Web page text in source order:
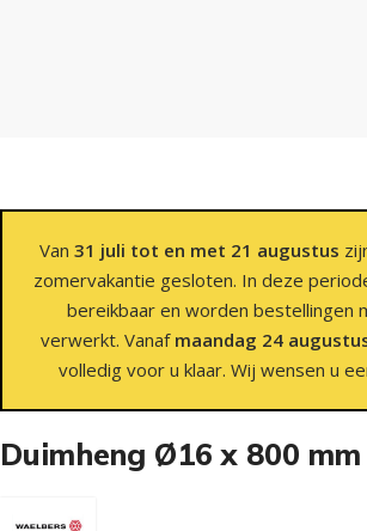
Van 31 juli tot en met 21 augustus
zomervakantie gesloten. In deze
bereikbaar en worden bestellingen
verwerkt. Vanaf maandag 24
volledig voor u klaar. Wij wensen u
Duimheng Ø16 x 800